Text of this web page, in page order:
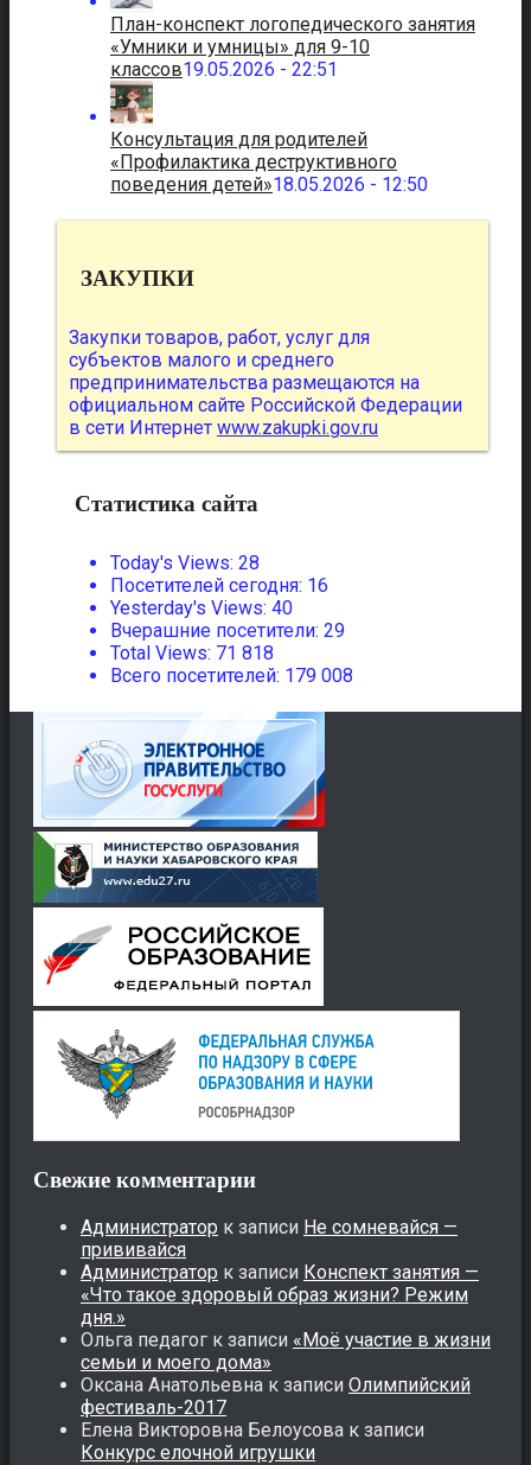
План-конспект логопедического занятия
«Умники и умницы» для 9-10
классов19.05.2026 - 22:51
Консультация для родителей
«Профилактика деструктивного
поведения детей»18.05.2026 - 12:50
ЗАКУПКИ
Закупки товаров, работ, услуг для
субъектов малого и среднего
предпринимательства размещаются на
официальном сайте Российской Федерации
в сети Интернет www.zakupki.gov.ru
Статистика сайта
Today's Views: 28
Посетителей сегодня: 16
Yesterday's Views: 40
Вчерашние посетители: 29
Total Views: 71 818
Всего посетителей: 179 008
Свежие комментарии
Администратор к записи Не сомневайся —
прививайся
Администратор к записи Конспект занятия —
«Что такое здоровый образ жизни? Режим
дня.»
Ольга педагог к записи «Моё участие в жизни
семьи и моего дома»
Оксана Анатольевна к записи Олимпийский
фестиваль-2017
Елена Викторовна Белоусова к записи
Конкурс елочной игрушки